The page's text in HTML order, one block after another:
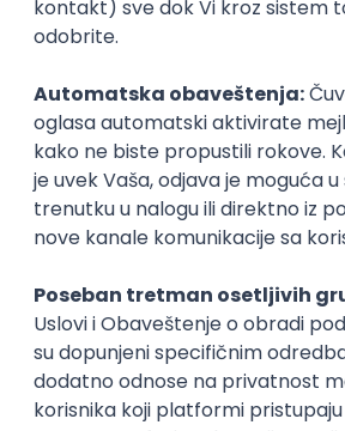
Kolorektalni hirurg
zdravstvo